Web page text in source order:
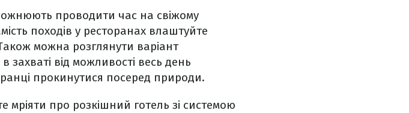
проводити час на свіжому
походів у ресторанах влаштуйте
можна розглянути варіант
захваті від можливості весь день
прокинутися посеред природи.
мріяти про розкішний готель зі системою